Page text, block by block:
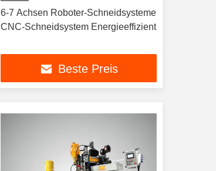
6-7 Achsen Roboter-Schneidsysteme
CNC-Schneidsystem Energieeffizient
Beste Preis